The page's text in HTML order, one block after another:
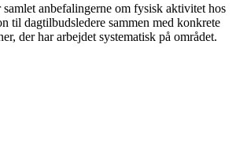
samlet anbefalingerne om fysisk aktivitet hos
til dagtilbudsledere sammen med konkrete
der har arbejdet systematisk på området.